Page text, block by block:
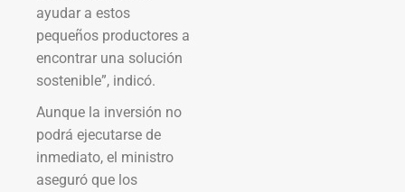
ayudar a estos
pequeños productores a
encontrar una solución
sostenible”, indicó.
Aunque la inversión no
podrá ejecutarse de
inmediato, el ministro
aseguró que los